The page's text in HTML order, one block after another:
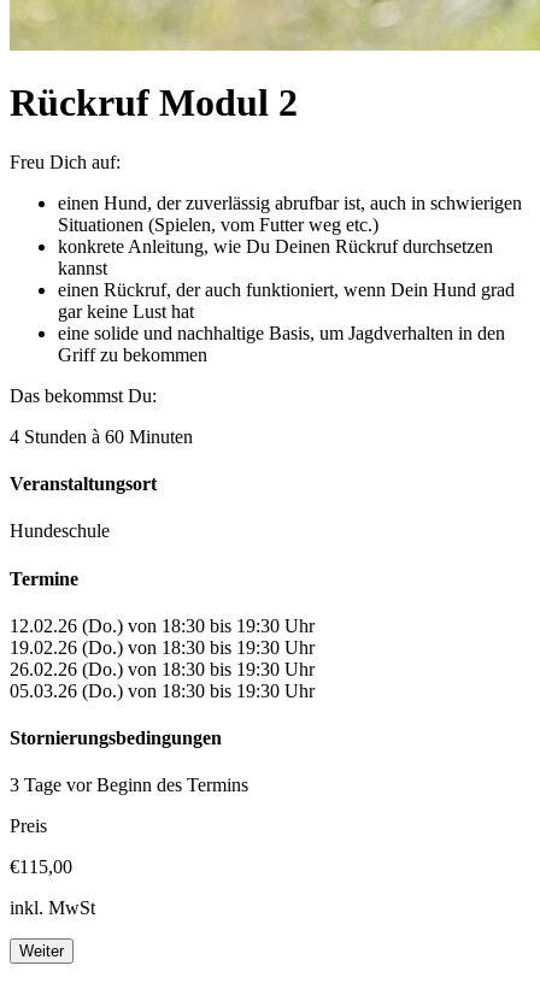
Rückruf Modul 2
Freu Dich auf:
einen Hund, der zuverlässig abrufbar ist, auch in schwierigen
Situationen (Spielen, vom Futter weg etc.)
konkrete Anleitung, wie Du Deinen Rückruf durchsetzen
kannst
einen Rückruf, der auch funktioniert, wenn Dein Hund grad
gar keine Lust hat
eine solide und nachhaltige Basis, um Jagdverhalten in den
Griff zu bekommen
Das bekommst Du:
4 Stunden à 60 Minuten
Veranstaltungsort
Hundeschule
Termine
12.02.26 (Do.) von 18:30 bis 19:30 Uhr
19.02.26 (Do.) von 18:30 bis 19:30 Uhr
26.02.26 (Do.) von 18:30 bis 19:30 Uhr
05.03.26 (Do.) von 18:30 bis 19:30 Uhr
Stornierungsbedingungen
3 Tage vor Beginn des Termins
Preis
€115,00
inkl. MwSt
Weiter